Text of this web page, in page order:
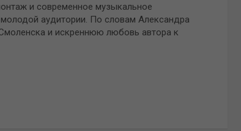
и современное музыкальное
аудитории. По словам Александра
и искреннюю любовь автора к